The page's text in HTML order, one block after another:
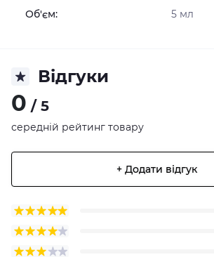
Об'єм: 5 мл
Відгуки
0 / 5
середній рейтинг товару
+ Додати відгук